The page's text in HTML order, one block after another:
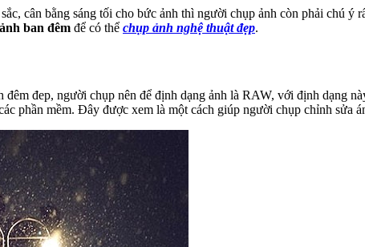
cân bằng sáng tối cho bức ảnh thì người chụp ảnh còn phải chú ý
ban đêm để có thể chụp ảnh nghệ thuật đẹp.
đep, người chụp nên để định dạng ảnh là RAW, với định dạng
phần mềm. Đây được xem là một cách giúp người chụp chỉnh sửa